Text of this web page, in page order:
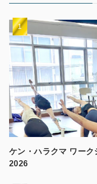
ケン・ハラクマ ワー
2026